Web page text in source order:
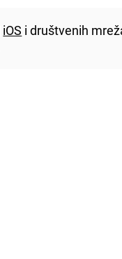
iOS i društvenih